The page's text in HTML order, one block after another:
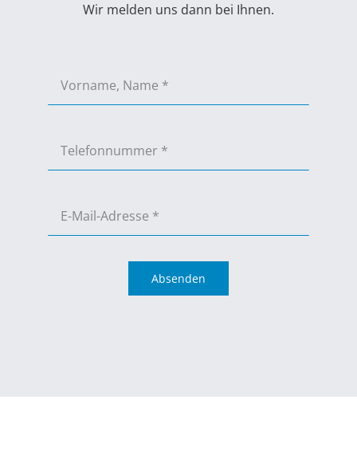
Wir melden uns dann bei Ihnen.
Absenden